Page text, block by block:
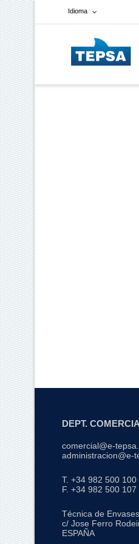
Idioma
Francés
Español
DEPT.
comercial@e-
administracion@e-
T. +34 982 500 100
F. +34 982 500 107
Técnica de
c/ Jose Ferro
ESPAÑA